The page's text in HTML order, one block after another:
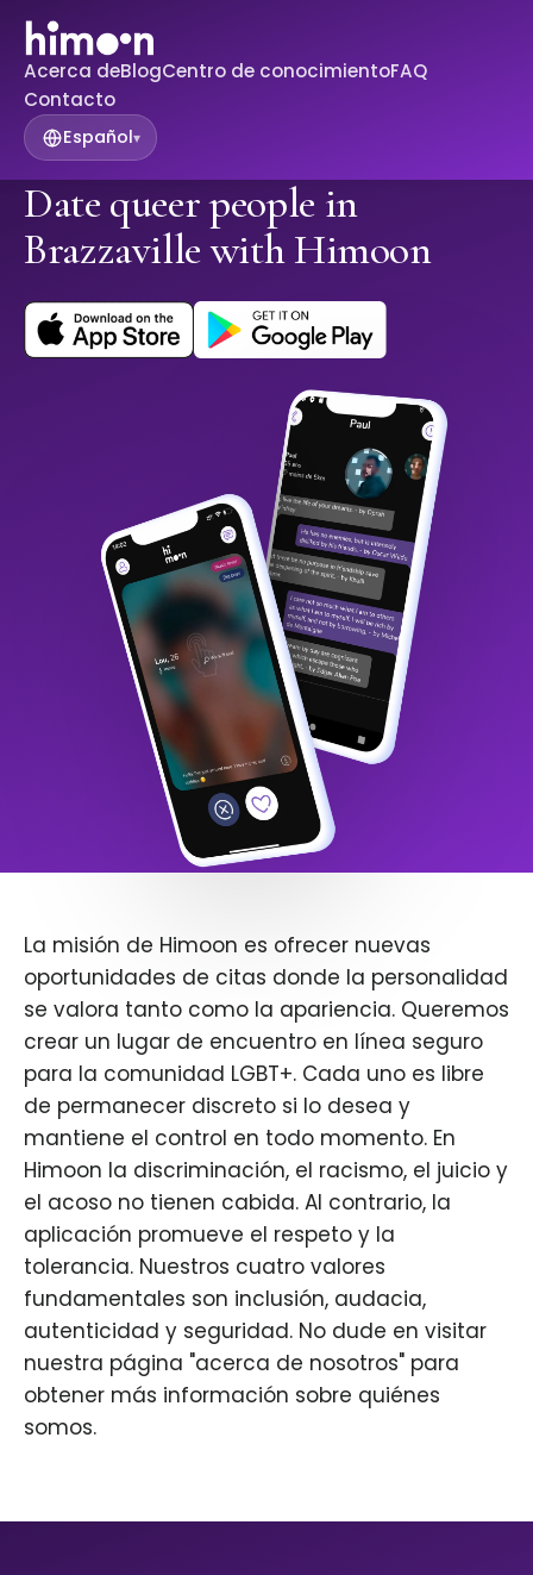
Acerca deBlogCentro de conocimientoFAQ
Contacto
Español▾
Date queer people in
Brazzaville with Himoon
La misión de Himoon es ofrecer nuevas
oportunidades de citas donde la personalidad
se valora tanto como la apariencia. Queremos
crear un lugar de encuentro en línea seguro
para la comunidad LGBT+. Cada uno es libre
de permanecer discreto si lo desea y
mantiene el control en todo momento. En
Himoon la discriminación, el racismo, el juicio y
el acoso no tienen cabida. Al contrario, la
aplicación promueve el respeto y la
tolerancia. Nuestros cuatro valores
fundamentales son inclusión, audacia,
autenticidad y seguridad. No dude en visitar
nuestra página "acerca de nosotros" para
obtener más información sobre quiénes
somos.